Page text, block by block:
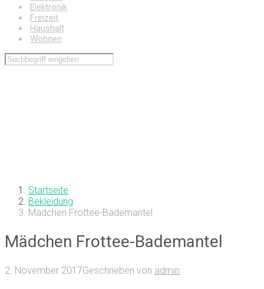
Elektronik
Freizeit
Haushalt
Wohnen
Startseite
Bekleidung
Mädchen Frottee-Bademantel
Mädchen Frottee-Bademantel
2. November 2017Geschrieben von admin